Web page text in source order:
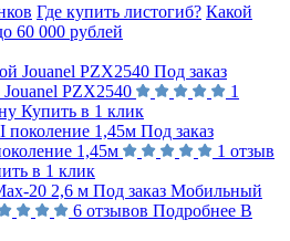
Где купить листогиб? Какой
60 000 рублей
Под заказ
PZX2540
1
Купить в 1 клик
Под заказ
1,45м
1 отзыв
в 1 клик
Под заказ Мобильный
6 отзывов Подробнее В